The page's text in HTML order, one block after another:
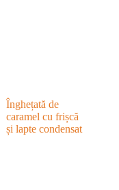
Înghețată de
caramel cu frișcă
și lapte condensat